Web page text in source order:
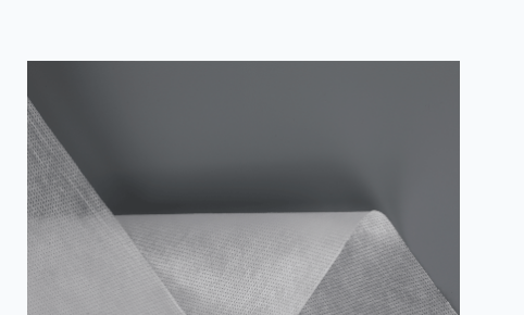
durabilitatea țesăturii nețesute laminate SFS îl fac un
strat ideal de armare a peretelui sau de
impermeabilizare. Iată câteva modalități de a utiliza în...